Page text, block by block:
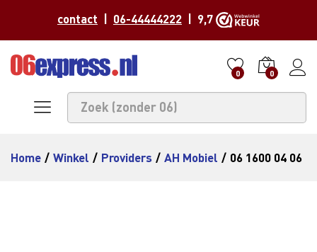
contact 06-44444222 | 9,7
0 0
Home / Winkel / Providers / AH Mobiel / 06 1600 04 06